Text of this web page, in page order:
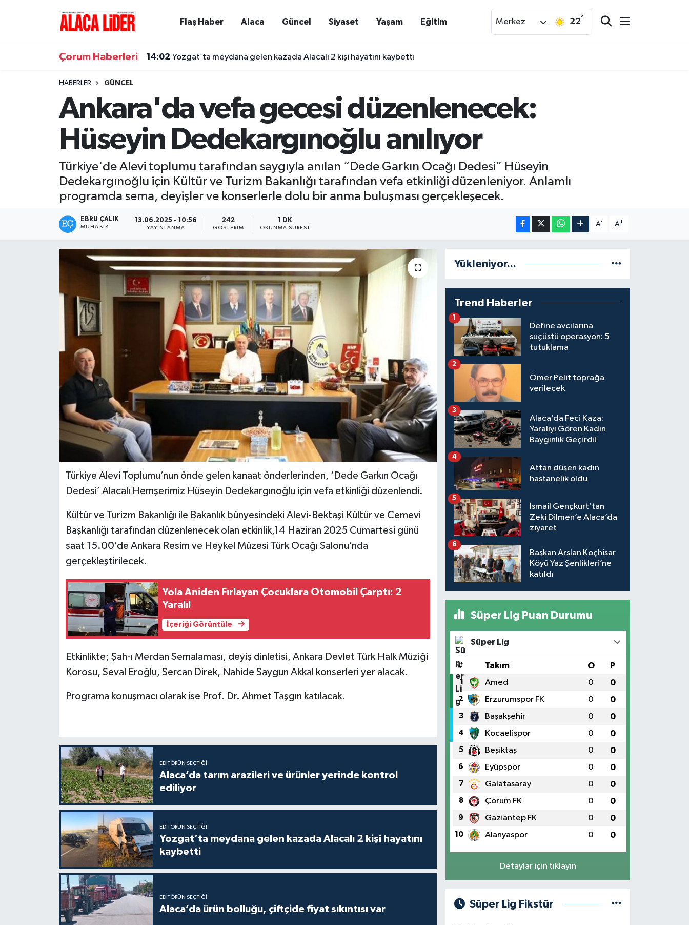
Flaş Haber Alaca Güncel Siyaset Yaşam Eğitim Merkez 22°
Çorum Haberleri 14:02 Yozgat’ta meydana gelen kazada Alacalı 2 kişi hayatını kaybetti
HABERLER GÜNCEL
Ankara'da vefa gecesi düzenlenecek:
Hüseyin Dedekargınoğlu anılıyor
Türkiye'de Alevi toplumu tarafından saygıyla anılan “Dede Garkın Ocağı Dedesi” Hüseyin
Dedekargınoğlu için Kültür ve Turizm Bakanlığı tarafından vefa etkinliği düzenleniyor. Anlamlı
programda sema, deyişler ve konserlerle dolu bir anma buluşması gerçekleşecek.
EBRU ÇALIK
MUHABIR
13.06.2025 - 10:56
YAYINLANMA
242
GÖSTERIM
1 DK
OKUNMA SÜRESI
A- A+
Türkiye Alevi Toplumu’nun önde gelen kanaat önderlerinden, ‘Dede Garkın Ocağı
Dedesi’ Alacalı Hemşerimiz Hüseyin Dedekargınoğlu için vefa etkinliği düzenlendi.
Kültür ve Turizm Bakanlığı ile Bakanlık bünyesindeki Alevi-Bektaşi Kültür ve Cemevi
Başkanlığı tarafından düzenlenecek olan etkinlik,14 Haziran 2025 Cumartesi günü
saat 15.00’de Ankara Resim ve Heykel Müzesi Türk Ocağı Salonu’nda
gerçekleştirilecek.
Yola Aniden Fırlayan Çocuklara Otomobil Çarptı: 2
Yaralı!
İçeriği Görüntüle
Etkinlikte; Şah-ı Merdan Semalaması, deyiş dinletisi, Ankara Devlet Türk Halk Müziği
Korosu, Seval Eroğlu, Sercan Direk, Nahide Saygun Akkal konserleri yer alacak.
Programa konuşmacı olarak ise Prof. Dr. Ahmet Taşgın katılacak.
EDITÖRÜN SEÇTIĞI
Alaca’da tarım arazileri ve ürünler yerinde kontrol
ediliyor
EDITÖRÜN SEÇTIĞI
Yozgat’ta meydana gelen kazada Alacalı 2 kişi hayatını
kaybetti
EDITÖRÜN SEÇTIĞI
Alaca’da ürün bolluğu, çiftçide fiyat sıkıntısı var
Yükleniyor...
Trend Haberler
Define avcılarına
suçüstü operasyon: 5
tutuklama
1
Ömer Pelit toprağa
verilecek
2
Alaca’da Feci Kaza:
Yaralıyı Gören Kadın
Baygınlık Geçirdi!
3
Attan düşen kadın
hastanelik oldu
4
İsmail Gençkurt’tan
Zeki Dilmen’e Alaca’da
ziyaret
5
Başkan Arslan Koçhisar
Köyü Yaz Şenlikleri’ne
katıldı
6
Süper Lig Puan Durumu
Süper Lig
# Takım O P
1 Amed 0 0
2 Erzurumspor FK 0 0
3 Başakşehir 0 0
4 Kocaelispor 0 0
5 Beşiktaş 0 0
6 Eyüpspor 0 0
7 Galatasaray 0 0
8 Çorum FK 0 0
9 Gaziantep FK 0 0
10 Alanyaspor 0 0
Detaylar için tıklayın
Süper Lig Fikstür
Çorum Trafik Yoğunluk Haritası
Süper Lig Puan Durumu ve Fikstür
Tüm Manşetler
Son Dakika Haberleri
Haber Arşivi